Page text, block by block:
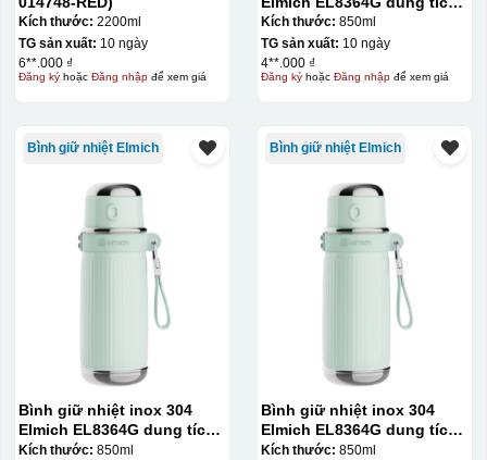
Kích thước: 2200ml
TG sản xuất: 10 ngày
6**.000 ₫
Đăng kýhoặc Đăng nhậpđể xem giá
850ml
Kích thước: 850ml
TG sản xuất: 10 ngày
4**.000 ₫
Đăng kýhoặc Đăng nhậpđể xem giá
Bình giữ nhiệt Elmich
Bình giữ nhiệt inox 304
Elmich EL8364G dung tích
850ml
Kích thước: 850ml
Bình giữ nhiệt Elmich
Bình giữ nhiệt inox 304
Elmich EL8364G dung tích
850ml
Kích thước: 850ml